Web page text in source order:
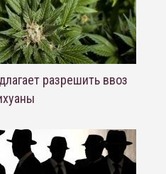
разрешить ввоз